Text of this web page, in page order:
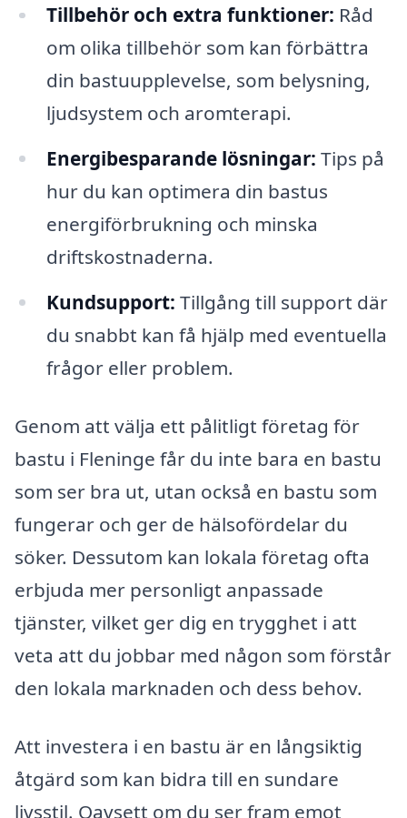
Tillbehör och extra funktioner: Råd
om olika tillbehör som kan förbättra
din bastuupplevelse, som belysning,
ljudsystem och aromterapi.
Energibesparande lösningar: Tips på
hur du kan optimera din bastus
energiförbrukning och minska
driftskostnaderna.
Kundsupport: Tillgång till support där
du snabbt kan få hjälp med eventuella
frågor eller problem.
Genom att välja ett pålitligt företag för
bastu i Fleninge får du inte bara en bastu
som ser bra ut, utan också en bastu som
fungerar och ger de hälsofördelar du
söker. Dessutom kan lokala företag ofta
erbjuda mer personligt anpassade
tjänster, vilket ger dig en trygghet i att
veta att du jobbar med någon som förstår
den lokala marknaden och dess behov.
Att investera i en bastu är en långsiktig
åtgärd som kan bidra till en sundare
livsstil. Oavsett om du ser fram emot